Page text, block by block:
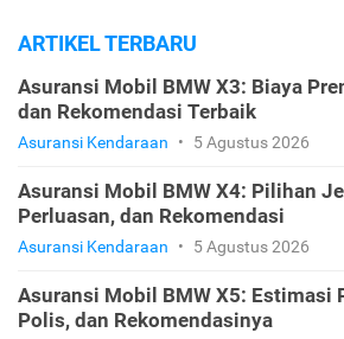
ARTIKEL TERBARU
Asuransi Mobil BMW X3: Biaya
dan Rekomendasi Terbaik
Asuransi Kendaraan • 5 Agustus 2026
Asuransi Mobil BMW X4: Pilihan
Perluasan, dan Rekomendasi
Asuransi Kendaraan • 5 Agustus 2026
Asuransi Mobil BMW X5: Estimasi
Polis, dan Rekomendasinya